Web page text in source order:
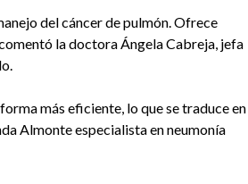
del cáncer de pulmón. Ofrece
la doctora Ángela Cabreja, jefa
más eficiente, lo que se traduce en
Almonte especialista en neumonía